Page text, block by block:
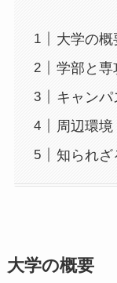
大学の概要
しています。大